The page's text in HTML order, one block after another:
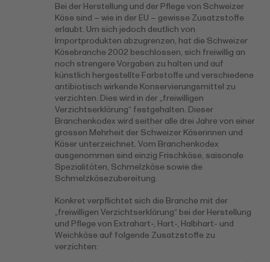
Bei der Herstellung und der Pflege von Schweizer
Käse sind – wie in der EU – gewisse Zusatzstoffe
erlaubt. Um sich jedoch deutlich von
Importprodukten abzugrenzen, hat die Schweizer
Käsebranche 2002 beschlossen, sich freiwillig an
noch strengere Vorgaben zu halten und auf
künstlich hergestellte Farbstoffe und verschiedene
antibiotisch wirkende Konservierungsmittel zu
verzichten. Dies wird in der „freiwilligen
Verzichtserklärung“ festgehalten. Dieser
Branchenkodex wird seither alle drei Jahre von einer
grossen Mehrheit der Schweizer Käserinnen und
Käser unterzeichnet. Vom Branchenkodex
ausgenommen sind einzig Frischkäse, saisonale
Spezialitäten, Schmelzkäse sowie die
Schmelzkäsezubereitung.
Konkret verpflichtet sich die Branche mit der
„freiwilligen Verzichtserklärung“ bei der Herstellung
und Pflege von Extrahart-, Hart-, Halbhart- und
Weichkäse auf folgende Zusatzstoffe zu
verzichten: